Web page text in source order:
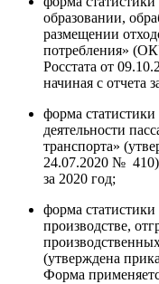
образовании,
размещении
потребления»
Росстата от
начиная с отчета
форма
деятельности
транспорта»
24.07.2020 №
за 2020 год;
форма
производстве,
(утверждена
Форма